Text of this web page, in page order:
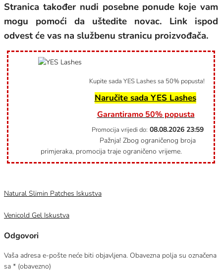
Stranica također nudi posebne ponude koje vam
mogu pomoći da uštedite novac. Link ispod
odvest će vas na službenu stranicu proizvođača.
Kupite sada YES Lashes sa 50% popusta!
Naručite sada YES Lashes
Garantiramo 50% popusta
Promocija vrijedi do: 08.08.2026 23:59
Pažnja! Zbog ograničenog broja
primjeraka, promocija traje ograničeno vrijeme.
Natural Slimin Patches Iskustva
Venicold Gel Iskustva
Odgovori
Vaša adresa e-pošte neće biti objavljena. Obavezna polja su označena
sa * (obavezno)